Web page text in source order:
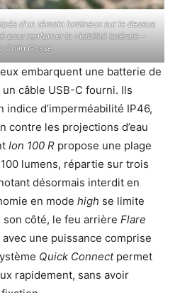
d’un témoin lumineux sur le dessus
pour renforcer la visibilité latérale –
Colin Gosse
embarquent une batterie de
câble USB-C fourni. Ils
indice d’imperméabilité IP46,
contre les projections d’eau
Ion 100 R propose une plage
lumens, répartie sur trois
désormais interdit en
en mode high se limite
côté, le feu arrière Flare
une puissance comprise
Quick Connectpermet
rapidement, sans avoir